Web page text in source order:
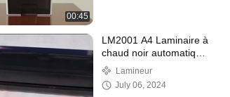
00:45
LM2001 A4 Laminaire à
chaud noir automatique
pour la lamination du
papier photo
Lamineur
July 06, 2024